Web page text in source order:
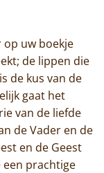
uw boekje
de lippen die
de kus van de
gaat het
van de liefde
de Vader en de
en de Geest
een prachtige